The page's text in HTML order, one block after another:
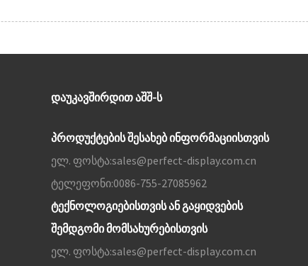
ᲓᲐᲣᲙᲐᲕᲨᲘᲠᲓᲘᲗ ᲐᲨᲨ-Ს
პროდუქტების შესახებ ინფორმაციისთვის
ელ. ფოსტა:sales@perfect-display.com.cn
ტელეფონი:0086-755-27085962
ტექნოლოგიებისთვის ან გაყიდვების
შემდგომი მომსახურებისთვის
ელ. ფოსტა:sales@perfect-display.com.cn